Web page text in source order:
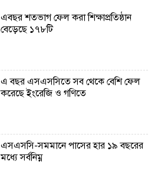
এবছর শতভাগ ফেল করা শিক্ষাপ্রতিষ্ঠান
বেড়েছে ১৭৮টি
এ বছর এসএসসিতে সব থেকে বেশি ফেল
করেছে ইংরেজি ও গণিতে
এসএসসি-সমমানে পাসের হার ১৯ বছরের
মধ্যে সর্বনিম্ন